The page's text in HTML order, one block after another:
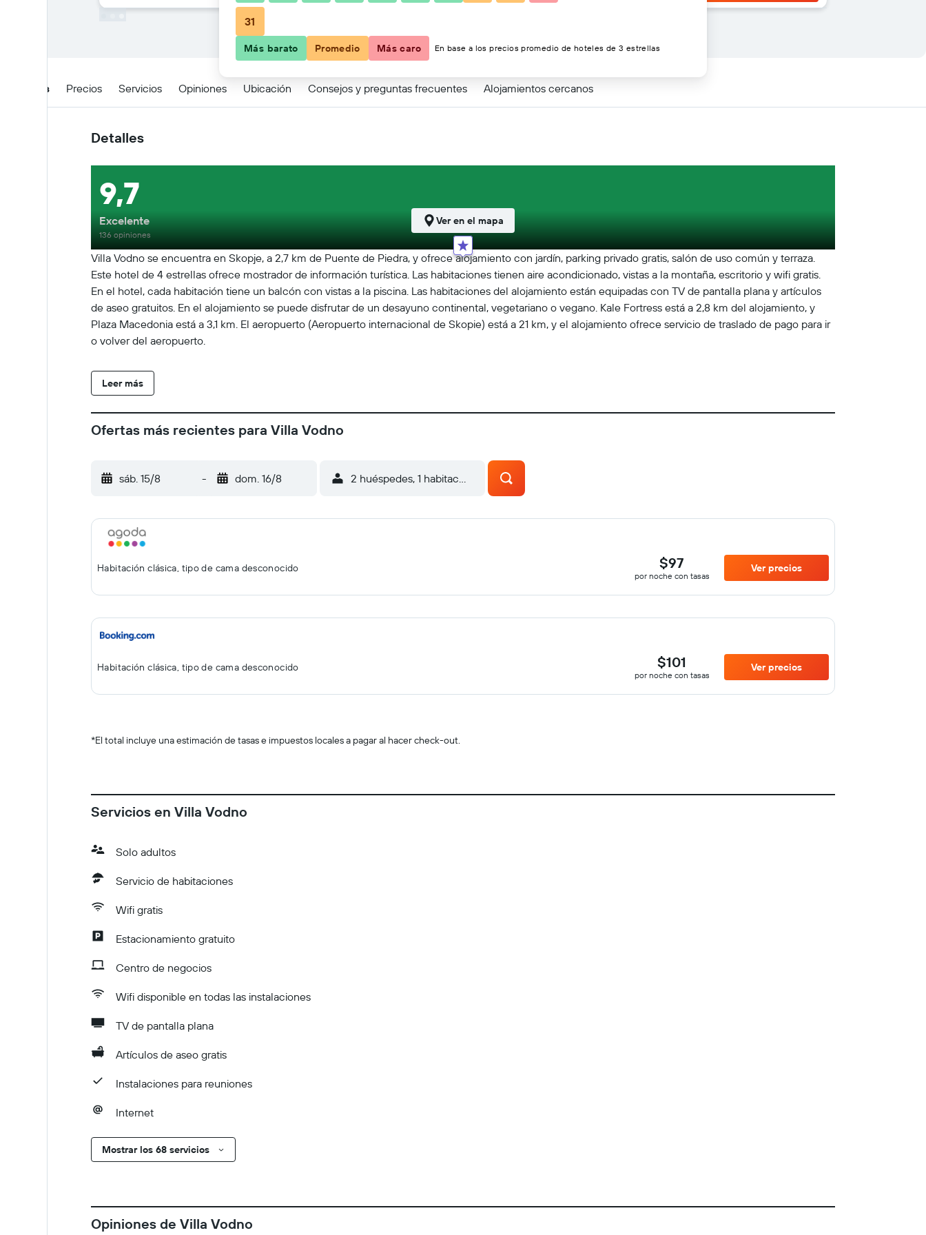
Detalles Precios Servicios Opiniones Ubicación Consejos y preguntas frecuentes Alojamientos cercanos
Detalles
Villa Vodno se encuentra en Skopje, a 2,7 km de Puente de Piedra, y ofrece alojamiento con jardín, parking privado gratis, salón de uso común y terraza.
Este hotel de 4 estrellas ofrece mostrador de información turística. Las habitaciones tienen aire acondicionado, vistas a la montaña, escritorio y wifi gratis.
En el hotel, cada habitación tiene un balcón con vistas a la piscina. Las habitaciones del alojamiento están equipadas con TV de pantalla plana y artículos
de aseo gratuitos. En el alojamiento se puede disfrutar de un desayuno continental, vegetariano o vegano. Kale Fortress está a 2,8 km del alojamiento, y
Plaza Macedonia está a 3,1 km. El aeropuerto (Aeropuerto internacional de Skopie) está a 21 km, y el alojamiento ofrece servicio de traslado de pago para ir
o volver del aeropuerto.
Leer más
9,7
Excelente
136 opiniones
Ver en el mapa
Ofertas más recientes para Villa Vodno
sáb. 15/8 - dom. 16/8 2 huéspedes, 1 habitación
Habitación clásica, tipo de cama desconocido $97
por noche con tasas
Ver precios
Habitación clásica, tipo de cama desconocido $101
por noche con tasas
Ver precios
*El total incluye una estimación de tasas e impuestos locales a pagar al hacer check-out.
Servicios en Villa Vodno
Solo adultos
Servicio de habitaciones
Wifi gratis
Estacionamiento gratuito
Centro de negocios
Wifi disponible en todas las instalaciones
TV de pantalla plana
Artículos de aseo gratis
Instalaciones para reuniones
Internet
Mostrar los 68 servicios
Opiniones de Villa Vodno
31
Más barato Promedio Más caro En base a los precios promedio de hoteles de 3 estrellas